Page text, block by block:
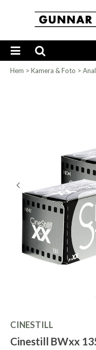
Hem > Kamera & Foto >
CINESTILL
Cinestill BWxx